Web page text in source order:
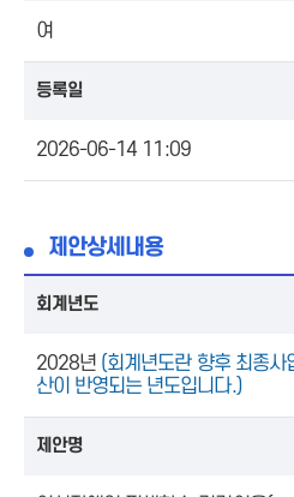
여
등록일
2026-06-14 11:09
제안상세내용
회계년도
2028년 (회계년도란 향후 최종사
산이 반영되는 년도입니다.)
제안명